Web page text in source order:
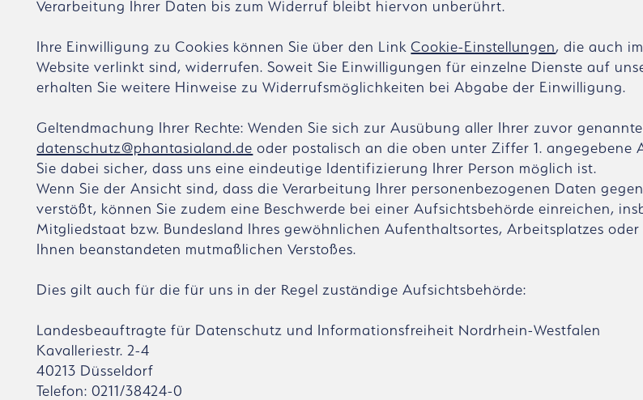
Verarbeitung Ihrer Daten bis zum Widerruf bleibt hiervon unberührt.
Ihre Einwilligung zu Cookies können Sie über den LinkCookie-Einstellungen, die auch
Website verlinkt sind, widerrufen. Soweit Sie Einwilligungen für einzelne Dienste auf
erhalten Sie weitere Hinweise zu Widerrufsmöglichkeiten bei Abgabe der Einwilligung.
Geltendmachung Ihrer Rechte: Wenden Sie sich zur Ausübung aller Ihrer zuvor
datenschutz@phantasialand.de oder postalisch an die oben unter Ziffer 1. angegebene
Sie dabei sicher, dass uns eine eindeutige Identifizierung Ihrer Person möglich ist.
Wenn Sie der Ansicht sind, dass die Verarbeitung Ihrer personenbezogenen Daten
verstößt, können Sie zudem eine Beschwerde bei einer Aufsichtsbehörde einreichen,
Mitgliedstaat bzw. Bundesland Ihres gewöhnlichen Aufenthaltsortes, Arbeitsplatzes oder
Ihnen beanstandeten mutmaßlichen Verstoßes.
Dies gilt auch für die für uns in der Regel zuständige Aufsichtsbehörde:
Landesbeauftragte für Datenschutz und Informationsfreiheit Nordrhein-Westfalen
Kavalleriestr. 2-4
40213 Düsseldorf
Telefon: 0211/38424-0